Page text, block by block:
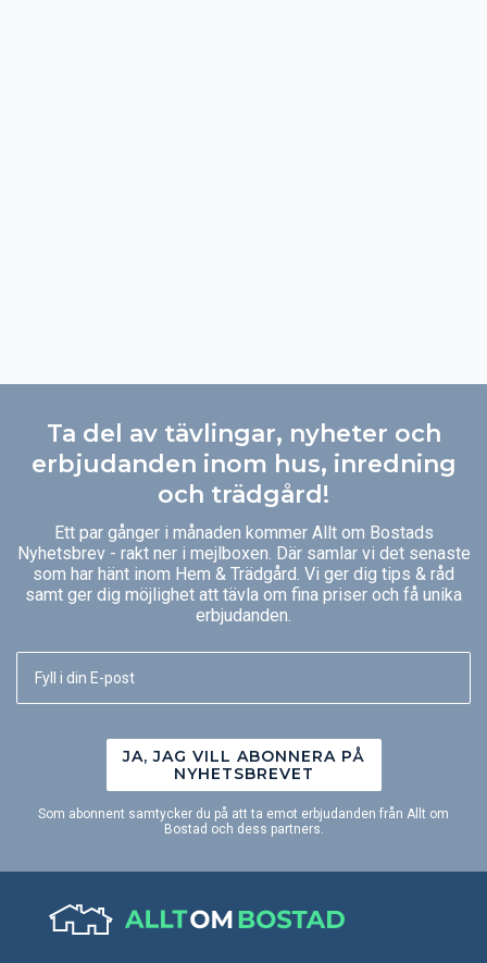
Ta del av tävlingar, nyheter och
erbjudanden inom hus, inredning
och trädgård!
Ett par gånger i månaden kommer Allt om Bostads
Nyhetsbrev - rakt ner i mejlboxen. Där samlar vi det senaste
som har hänt inom Hem & Trädgård. Vi ger dig tips & råd
samt ger dig möjlighet att tävla om fina priser och få unika
erbjudanden.
JA, JAG VILL ABONNERA PÅ
NYHETSBREVET
Som abonnent samtycker du på att ta emot erbjudanden från Allt om
Bostad och dess partners.